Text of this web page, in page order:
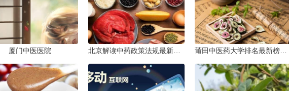
厦门中医医院